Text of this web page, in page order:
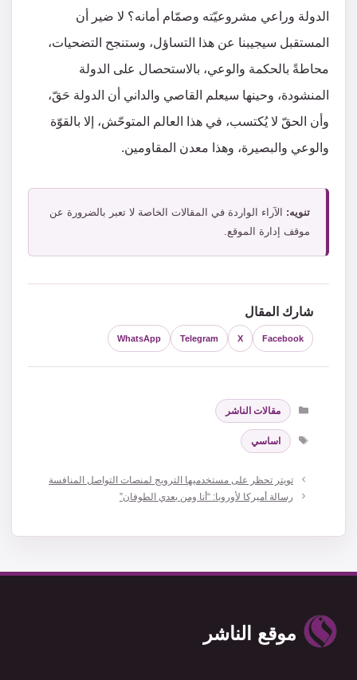
الدولة وراعي مشروعيّته وصمّام أمانه؟ لا ضير أن
المستقبل سيجيبنا عن هذا التساؤل، وستنجح التضحيات،
محاطةً بالحكمة والوعي، بالاستحصال على الدولة
المنشودة، وحينها سيعلم القاصي والداني أن الدولة حَقّ،
وأن الحقّ لا يُكتسب، في هذا العالم المتوحّش، إلا بالقوّة
والوعي والبصيرة، وهذا معدن المقاومين.
تنويه: الآراء الواردة في المقالات الخاصة لا تعبر بالضرورة عن
موقف إدارة الموقع.
شارك المقال
Facebook
X
Telegram
WhatsApp
التصنيفات
مقالات الناشر
الوسوم
اساسي
تويتر تحظر على مستخدميها الترويج لمنصات التواصل المنافسة
رسالة أميركا لأوروبا: “أنا ومن بعدي الطوفان”
موقع الناشر